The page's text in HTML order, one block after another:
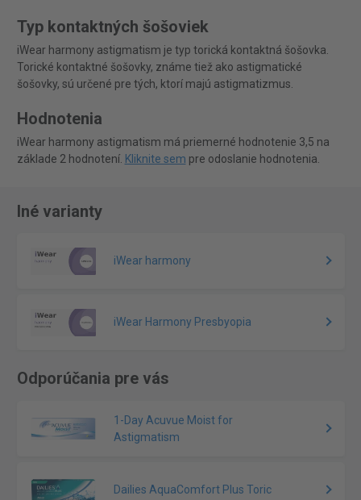
Typ kontaktných šošoviek
iWear harmony astigmatism je typ torická kontaktná šošovka.
Torické kontaktné šošovky, známe tiež ako astigmatické
šošovky, sú určené pre tých, ktorí majú astigmatizmus.
Hodnotenia
iWear harmony astigmatism má priemerné hodnotenie 3,5 na
základe 2 hodnotení. Kliknite sem pre odoslanie hodnotenia.
Iné varianty
iWear harmony
iWear Harmony Presbyopia
Odporúčania pre vás
1-Day Acuvue Moist for
Astigmatism
Dailies AquaComfort Plus Toric